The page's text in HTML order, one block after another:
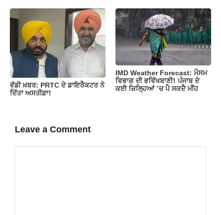
ਵੱਡੀ ਖ਼ਬਰ: PRTC ਦੇ ਡਾਇਰੈਕਟਰ ਨੇ
ਦਿੱਤਾ ਅਸਤੀਫ਼ਾ!
IMD Weather Forecast: ਮੌਸਮ
ਵਿਭਾਗ ਦੀ ਭਵਿੱਖਬਾਣੀ! ਪੰਜਾਬ ਦੇ
ਕਈ ਜ਼ਿਲ੍ਹਿਆਂ ‘ਚ ਪੈ ਸਕਦੈ ਮੀਂਹ
Leave a Comment